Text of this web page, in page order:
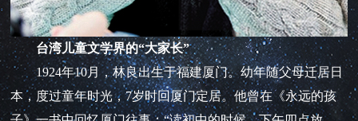
台湾儿童文学界的“大家长”
1924年10月，林良出生于福建厦门。幼年随父母迁居日
本，度过童年时光，7岁时回厦门定居。他曾在《永远的孩